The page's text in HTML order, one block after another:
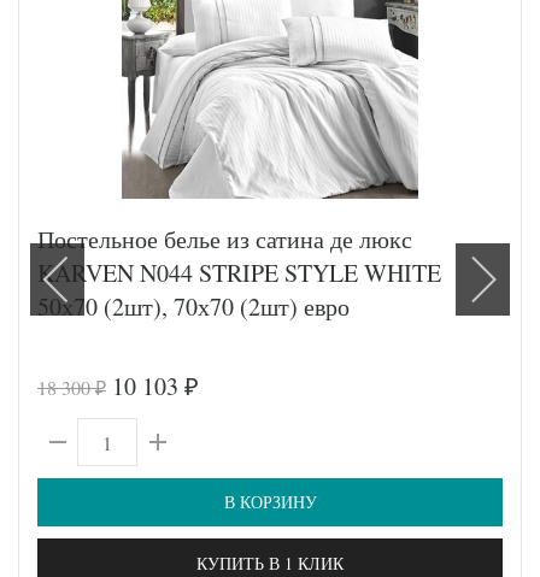
Постельное белье из сатина де люкс
KARVEN N044 STRIPE STYLE WHITE
50х70 (2шт), 70х70 (2шт) евро
18 300₽ 10 103 ₽
В КОРЗИНУ
КУПИТЬ В 1 КЛИК